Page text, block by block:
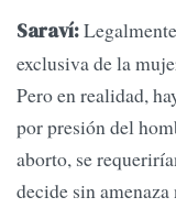
Saraví:
exclusiva de la
Pero en realidad,
por presión del
aborto, se
decide sin